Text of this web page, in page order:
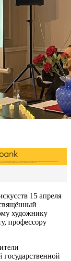
15 апреля
художнику
профессору